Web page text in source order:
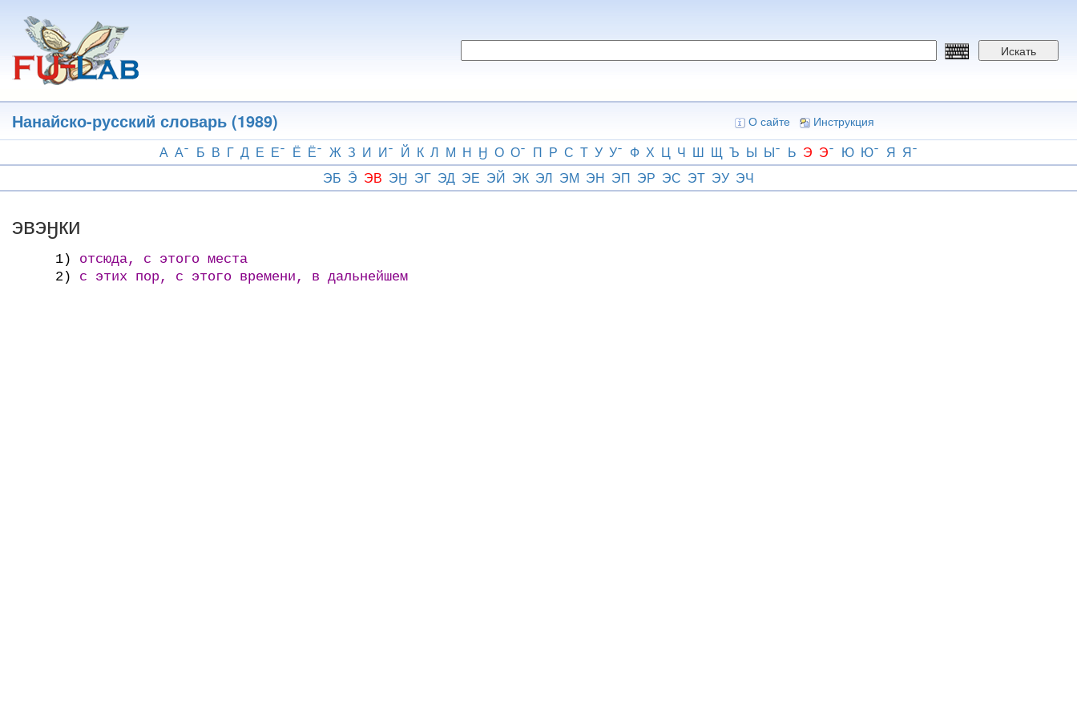
основному
содержанию
Искать
Нанайско-русский словарь (1989) О сайте Инструкция
А А Б В Г Д Е Е Ё Ё Ж З И И Й К Л М Н Ӈ О О П Р С Т У У Ф Х Ц Ч Ш Щ Ъ Ы Ы Ь Э Э Ю Ю Я Я
ЭБ Э̄ ЭВ ЭӇ ЭГ ЭД ЭЕ ЭЙ ЭК ЭЛ ЭМ ЭН ЭП ЭР ЭС ЭТ ЭУ ЭЧ
эвэӈки
1)
отсюда, с этого места
2)
с этих пор, с этого времени, в дальнейшем